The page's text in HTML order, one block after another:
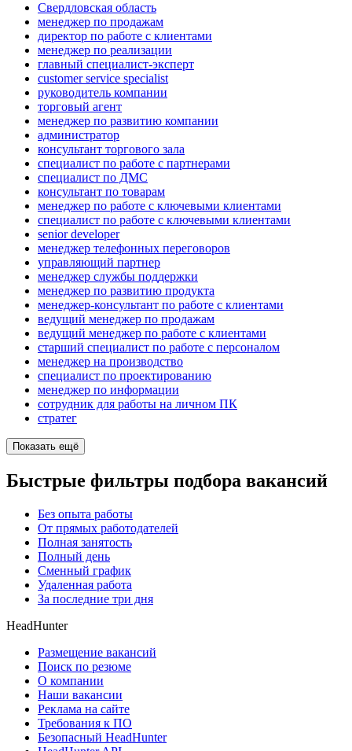
Свердловская область
менеджер по продажам
директор по работе с клиентами
менеджер по реализации
главный специалист-эксперт
customer service specialist
руководитель компании
торговый агент
менеджер по развитию компании
администратор
консультант торгового зала
специалист по работе с партнерами
специалист по ДМС
консультант по товарам
менеджер по работе с ключевыми клиентами
специалист по работе с ключевыми клиентами
senior developer
менеджер телефонных переговоров
управляющий партнер
менеджер службы поддержки
менеджер по развитию продукта
менеджер-консультант по работе с клиентами
ведущий менеджер по продажам
ведущий менеджер по работе с клиентами
старший специалист по работе с персоналом
менеджер на производство
специалист по проектированию
менеджер по информации
сотрудник для работы на личном ПК
стратег
Показать ещё
Быстрые фильтры подбора вакансий
Без опыта работы
От прямых работодателей
Полная занятость
Полный день
Сменный график
Удаленная работа
За последние три дня
HeadHunter
Размещение вакансий
Поиск по резюме
О компании
Наши вакансии
Реклама на сайте
Требования к ПО
Безопасный HeadHunter